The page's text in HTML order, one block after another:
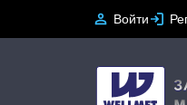
Войти